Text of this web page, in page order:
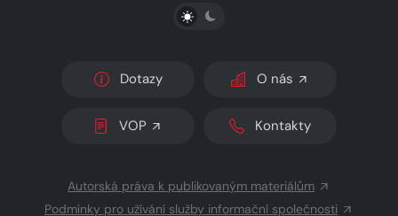
PŘEPNOUT SVĚTLÝ/TMAVÝ REŽIM
Dotazy O nás
VOP Kontakty
Autorská práva k publikovaným materiálům
Podmínky pro užívání služby informační společnosti